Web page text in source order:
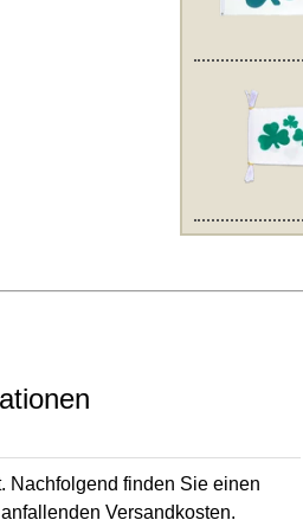
Nachfolgend finden Sie einen
Versandkosten.